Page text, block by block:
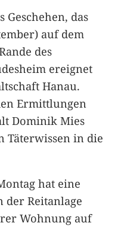
das
auf dem
des
ereignet
Hanau.
Ermittlungen
Dominik Mies
Täterwissen in die
hat eine
der Reitanlage
Wohnung auf